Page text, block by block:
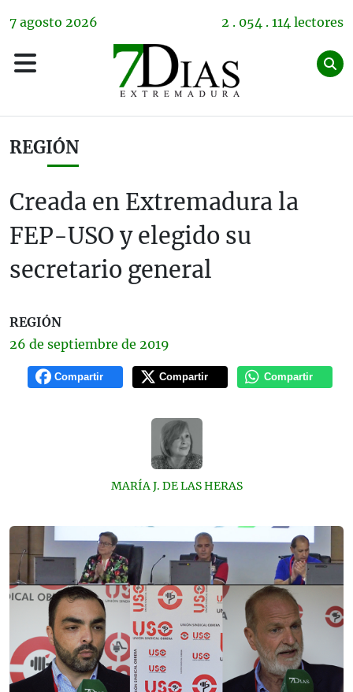
7 agosto 2026 2 . 054 . 114 lectores
REGIÓN
Creada en Extremadura la
FEP-USO y elegido su
secretario general
REGIÓN
26 de septiembre de 2019
Compartir Compartir Compartir
MARÍA J. DE LAS HERAS